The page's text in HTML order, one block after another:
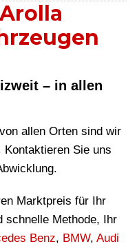
– in allen
allen Orten sind wir
Sie uns
Marktpreis für Ihr
schnelle Methode, Ihr
Benz, BMW, Audi